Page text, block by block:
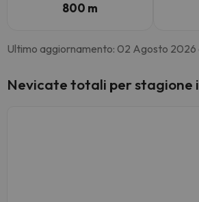
800 m
Ultimo aggiornamento: 02 Agosto
Nevicate totali per stagione